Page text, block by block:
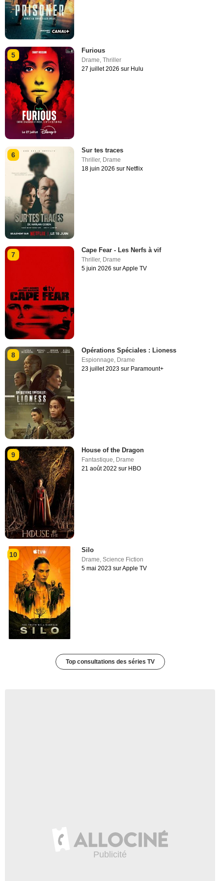
5
Furious
Drame ,Thriller
27 juillet 2026 sur Hulu
6
Sur tes traces
Thriller, Drame
18 juin 2026 sur Netflix
7
Cape Fear - Les Nerfs à vif
Thriller, Drame
5 juin 2026 sur Apple TV
8
Opérations Spéciales : Lioness
Espionnage Drame
23 juillet 2023 sur Paramount+
9
House of the Dragon
Fantastique, Drame
21 août 2022 sur HBO
10
Silo
Drame,Science Fiction
5 mai 2023 sur Apple TV
Top consultations des séries TV